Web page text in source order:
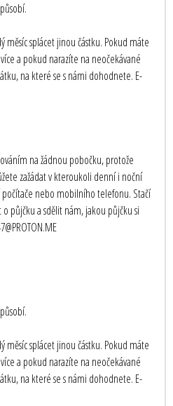
měsíc splácet jinou částku. Pokud máte
a pokud narazíte na neočekávané
na které se s námi dohodnete. E-
na žádnou pobočku, protože
zažádat v kteroukoli denní i noční
nebo mobilního telefonu. Stačí
půjčku a sdělit nám, jakou půjčku si
měsíc splácet jinou částku. Pokud máte
a pokud narazíte na neočekávané
na které se s námi dohodnete. E-